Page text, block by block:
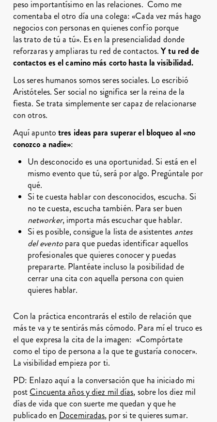
peso importantísimo en las relaciones. Como me
comentaba el otro día una colega: «Cada vez más hago
negocios con personas en quienes confío porque
las trato de tú a tú». Es en la presencialidad donde
reforzaras y ampliaras tu red de contactos.Y tu red de
contactos es el camino más corto hasta la visibilidad.
Los seres humanos somos seres sociales. Lo escribió
Aristóteles. Ser social no significa ser la reina de la
fiesta. Se trata simplemente ser capaz de relacionarse
con otros.
Aquí apuntotres ideas para superar el bloqueo al «no
conozco a nadie»:
Un desconocido es una oportunidad. Si está en el
mismo evento que tú, será por algo. Pregúntale por
qué.
Si te cuesta hablar con desconocidos, escucha. Si
no te cuesta, escucha también. Para ser buen
networker, importa más escuchar que hablar.
Si es posible, consigue la lista de asistentes antes
del eventopara que puedas identificar aquellos
profesionales que quieres conocer y puedas
prepararte. Plantéate incluso la posibilidad de
cerrar una cita con aquella persona con quien
quieres hablar.
Con la práctica encontrarás el estilo de relación que
más te va y te sentirás más cómodo. Para mí el truco es
el que expresa la cita de la imagen: «Compórtate
como el tipo de persona a la que te gustaría conocer».
La visibilidad empieza por ti.
PD: Enlazo aquí a la conversación que ha iniciado mi
postCincuenta años y diez mil días, sobre los diez mil
días de vida que con suerte me quedan y que he
publicado en Docemiradas, por si te quieres sumar.